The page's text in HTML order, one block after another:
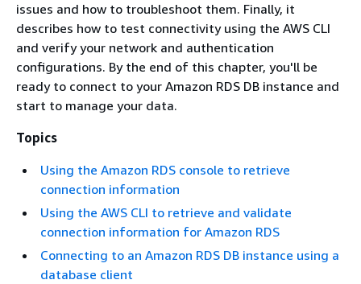
issues and how to troubleshoot them. Finally, it
describes how to test connectivity using the AWS CLI
and verify your network and authentication
configurations. By the end of this chapter, you'll be
ready to connect to your Amazon RDS DB instance and
start to manage your data.
Topics
Using the Amazon RDS console to retrieve
connection information
Using the AWS CLI to retrieve and validate
connection information for Amazon RDS
Connecting to an Amazon RDS DB instance using a
database client